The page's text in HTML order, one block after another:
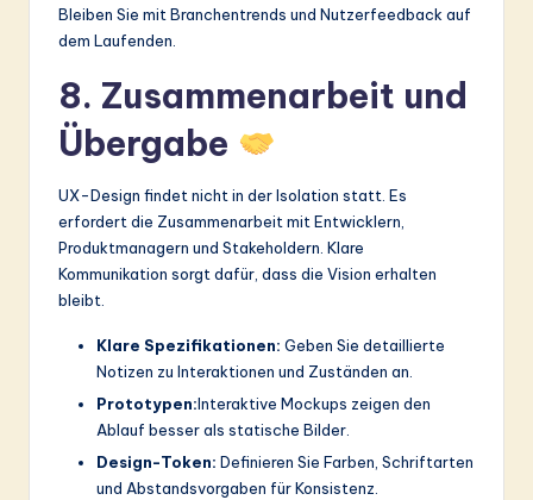
Bleiben Sie mit Branchentrends und Nutzerfeedback auf
dem Laufenden.
8. Zusammenarbeit und
Übergabe
UX-Design findet nicht in der Isolation statt. Es
erfordert die Zusammenarbeit mit Entwicklern,
Produktmanagern und Stakeholdern. Klare
Kommunikation sorgt dafür, dass die Vision erhalten
bleibt.
Klare Spezifikationen: Geben Sie detaillierte
Notizen zu Interaktionen und Zuständen an.
Prototypen:Interaktive Mockups zeigen den
Ablauf besser als statische Bilder.
Design-Token: Definieren Sie Farben, Schriftarten
und Abstandsvorgaben für Konsistenz.